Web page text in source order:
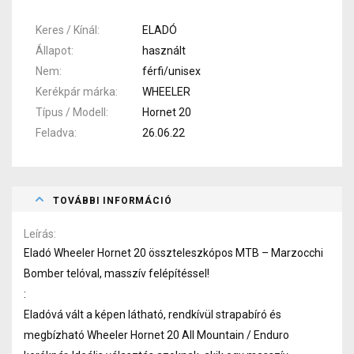
Keres / Kínál
ELADÓ
Állapot
használt
Nem
férfi/unisex
Kerékpár márka
WHEELER
Típus / Modell
Hornet 20
Feladva
26.06.22
TOVÁBBI INFORMÁCIÓ
Leírás
Eladó Wheeler Hornet 20 összteleszkópos MTB – Marzocchi
Bomber telóval, masszív felépítéssel!
:
Eladóvá vált a képen látható, rendkívül strapabíró és
megbízható Wheeler Hornet 20 All Mountain / Enduro